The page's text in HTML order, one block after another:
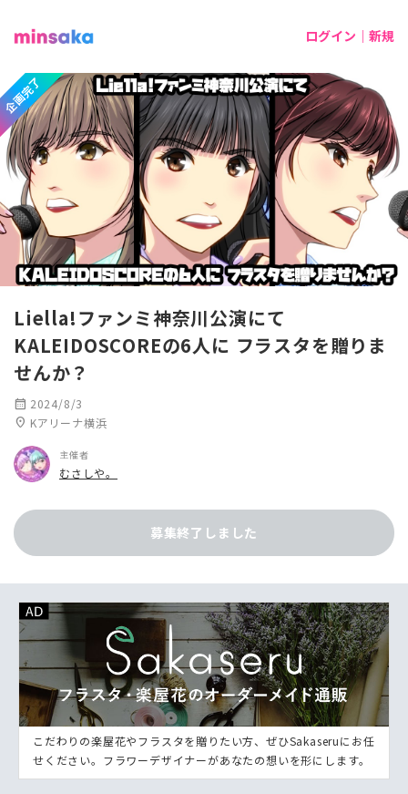
ログイン｜新規
企画完了
Liella!ファンミ神奈川公演にて
KALEIDOSCOREの6人に フラスタを贈りま
せんか？
calendar_month 2024/8/3
location_on Kアリーナ横浜
主催者
むさしや。
募集終了しました
こだわりの楽屋花やフラスタを贈りたい方、ぜひSakaseruにお任
せください。フラワーデザイナーがあなたの想いを形にします。